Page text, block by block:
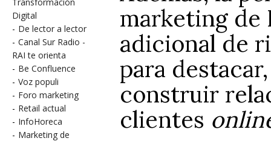
Digital
- De lector a lector
- Canal Sur Radio -
RAI te orienta
- Be Confluence
- Voz populi
- Foro marketing
- Retail actual
- InfoHoreca
- Marketing de
marketing de
adicional de
para
construir
clientes